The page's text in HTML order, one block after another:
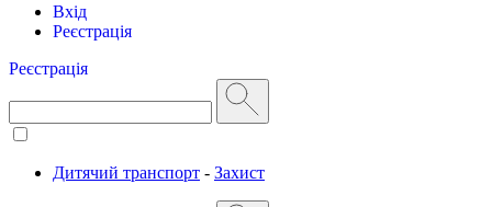
Вхід
Реєстрація
Реєстрація
Дитячий транспорт - Захист